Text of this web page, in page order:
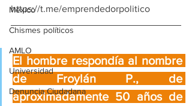
México
Chismes políticos
AMLO
Universidad
Denuncia Ciudadana
https://t.me/emprendedorpolitico
El hombre respondía al nombre
de Froylán P., de
aproximadamente 50 años de